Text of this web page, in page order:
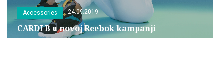
Accessories 24.09.2019
CARDI B u novoj Reebok kampanji